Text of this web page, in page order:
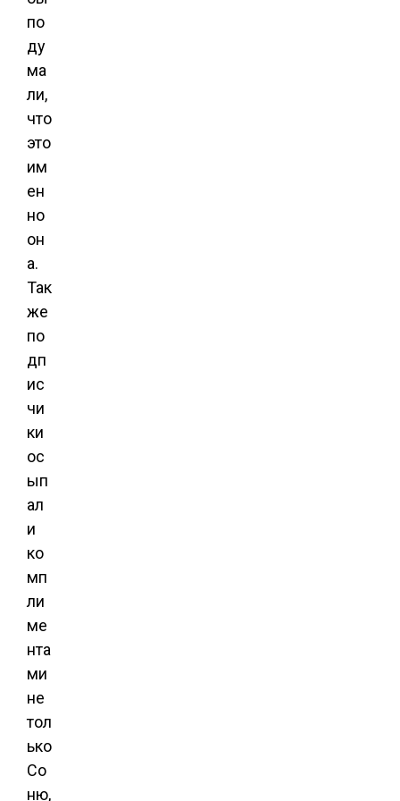
по
ду
ма
ли,
что
это
им
ен
но
он
а.
Так
же
по
дп
ис
чи
ки
ос
ып
ал
и
ко
мп
ли
ме
нта
ми
не
тол
ько
Со
ню,